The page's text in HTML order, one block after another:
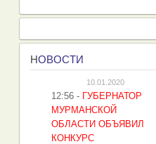
НОВОСТИ
10.01.2020
12:56 - ГУБЕРНАТОР
МУРМАНСКОЙ
ОБЛАСТИ ОБЪЯВИЛ
КОНКУРС